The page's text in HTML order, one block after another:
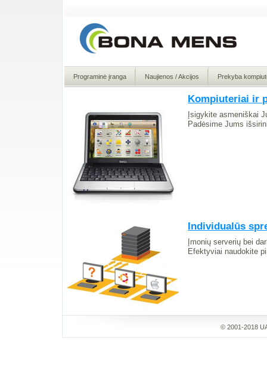
Programinė įranga Naujienos / Akcijos Prekyba
Kompiuteriai ir
Įsigykite asmeniškai
Padėsime Jums
Individualūs
Įmonių serverių bei
Efektyviai naudokite
© 2001-2018